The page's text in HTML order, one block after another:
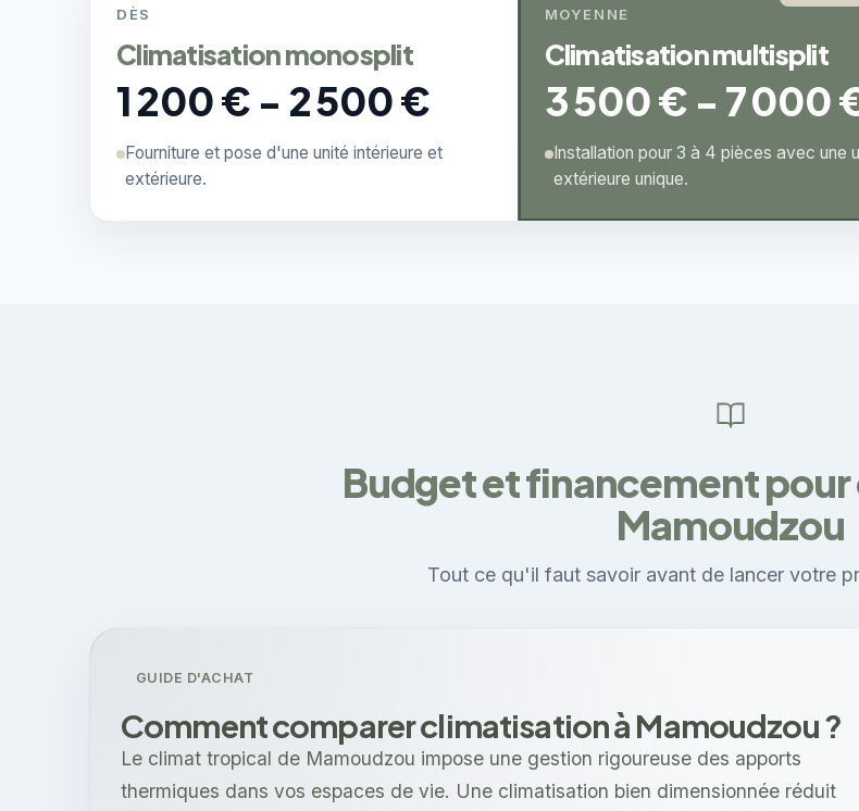
DÈS
Climatisation monosplit
1 200 € - 2 500 €
Fourniture et pose d'une unité intérieure et
extérieure.
MOYENNE
Climatisation multisplit
3 500 € - 7 000
Installation pour 3 à 4 pièces avec une
extérieure unique.
Budget et financement
Mamoudzou
Tout ce qu'il faut savoir avant de lancer votre
GUIDE D'ACHAT
Comment comparer climatisation à Mamoudzou ?
Le climat tropical de Mamoudzou impose une gestion rigoureuse des apports
thermiques dans vos espaces de vie. Une climatisation bien dimensionnée réduit